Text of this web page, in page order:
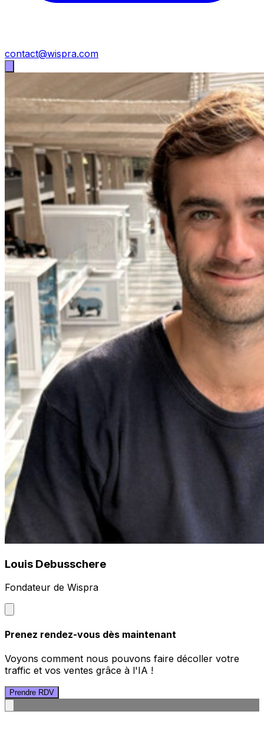
contact@wispra.com
Louis Debusschere
Fondateur de Wispra
Prenez rendez-vous dès maintenant
Voyons comment nous pouvons faire décoller votre
traffic et vos ventes grâce à l'IA !
Prendre RDV